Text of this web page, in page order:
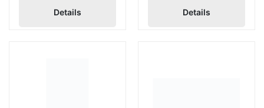
kín mặt bích, độ bền
Details
ống: Sức mạnh trung
Details